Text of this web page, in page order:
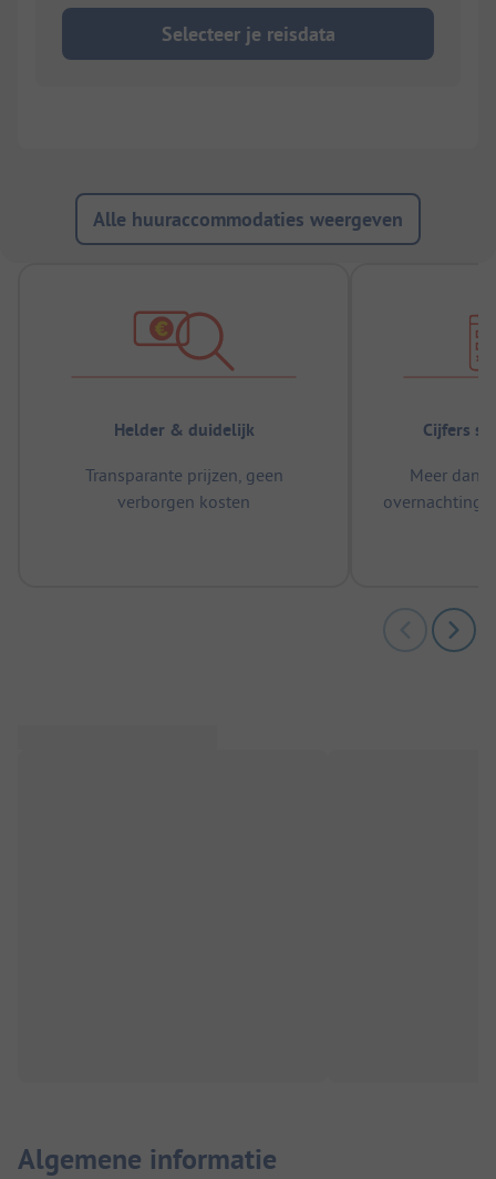
Selecteer je reisdata
Alle huuraccommodaties weergeven
Helder & duidelijk
Transparante prijzen, geen
verborgen kosten
Cijfers
Meer dan
Algemene informatie